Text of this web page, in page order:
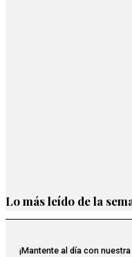
Lo más leído de la
¡Mantente al día con